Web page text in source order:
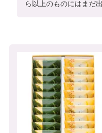
ら以上のものにはまだ